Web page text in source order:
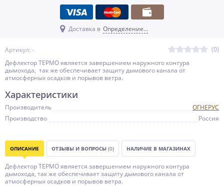
Артикул: -
(0)
Дефлектор ТЕРМО является завершением наружного контура
дымохода, так же обеспечивает защиту дымового канала от
атмосферных осадков и порывов ветра.
Доставка в Определение...
Характеристики
Производитель
ОГНЕРУС
Производство
Россия
ОПИСАНИЕ ОТЗЫВЫ И ВОПРОСЫ (0) НАЛИЧИЕ В МАГАЗИНАХ
Дефлектор ТЕРМО является завершением наружного контура
дымохода, так же обеспечивает защиту дымового канала от
атмосферных осадков и порывов ветра.